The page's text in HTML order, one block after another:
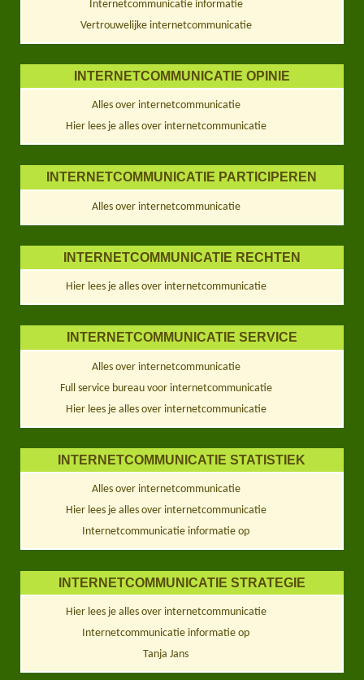
Internetcommunicatie informatie
Vertrouwelijke internetcommunicatie
INTERNETCOMMUNICATIE OPINIE
Alles over internetcommunicatie
Hier lees je alles over internetcommunicatie
INTERNETCOMMUNICATIE PARTICIPEREN
Alles over internetcommunicatie
INTERNETCOMMUNICATIE RECHTEN
Hier lees je alles over internetcommunicatie
INTERNETCOMMUNICATIE SERVICE
Alles over internetcommunicatie
Full service bureau voor internetcommunicatie
Hier lees je alles over internetcommunicatie
INTERNETCOMMUNICATIE STATISTIEK
Alles over internetcommunicatie
Hier lees je alles over internetcommunicatie
Internetcommunicatie informatie op
INTERNETCOMMUNICATIE STRATEGIE
Hier lees je alles over internetcommunicatie
Internetcommunicatie informatie op
Tanja Jans